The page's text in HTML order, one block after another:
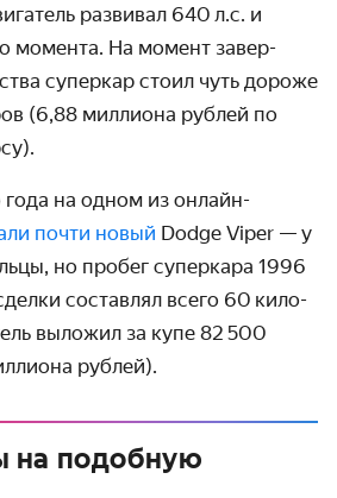
развивал 640 л.с. и
момента. На момент завер­
суперкар стоил чуть дороже
(6,88 миллиона рублей по
на одном из онлайн-
почти новый Dodge Viper — у
но пробег суперкара 1996
составлял всего 60 кило­
выложил за купе 82 500
рублей).
на подобную